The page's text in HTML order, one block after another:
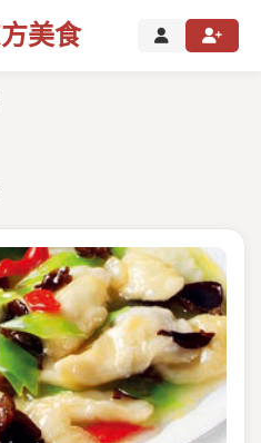
美食